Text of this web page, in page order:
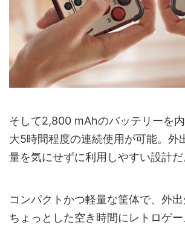
そして2,800 mAhのバッテリーを
大5時間程度の連続使用が可能。外
量を気にせずに利用しやすい設計だ
コンパクトかつ軽量な筐体で、外
ちょっとした空き時間にレトロゲ